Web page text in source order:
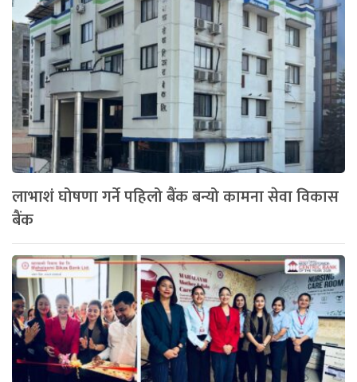
लाभाशं घोषणा गर्ने पहिलो बैंक बन्यो कामना सेवा विकास
बैंक